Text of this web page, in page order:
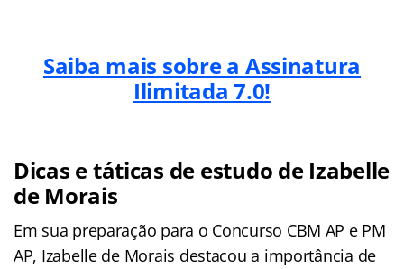
Saiba mais sobre a Assinatura
Ilimitada 7.0!
Dicas e táticas de estudo de Izabelle
de Morais
Em sua preparação para o Concurso CBM AP e PM
AP, Izabelle de Morais destacou a importância de